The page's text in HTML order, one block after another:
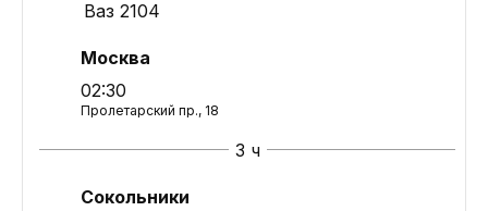
Ваз 2104
Москва
02:30
Пролетарский пр., 18
3 ч
Сокольники